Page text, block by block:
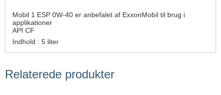
Mobil 1 ESP 0W-40 er anbefalet af ExxonMobil til brug i
applikationer
API CF
Indhold : 5 liter
Relaterede produkter